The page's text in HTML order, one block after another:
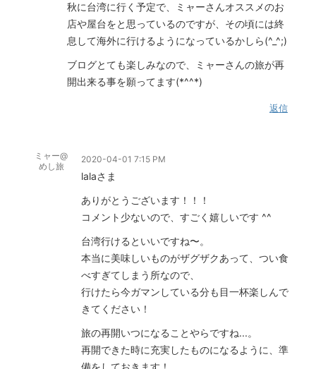
秋に台湾に行く予定で、ミャーさんオススメのお
店や屋台をと思っているのですが、その頃には終
息して海外に行けるようになっているかしら(^_^;)
ブログとても楽しみなので、ミャーさんの旅が再
開出来る事を願ってます(*^^*)
返信
ミャー@
めし旅
2020-04-01 7:15 PM
lalaさま
ありがとうございます！！！
コメント少ないので、すごく嬉しいです ^^
台湾行けるといいですね〜。
本当に美味しいものがザグザクあって、つい食
べすぎてしまう所なので、
行けたら今ガマンしている分も目一杯楽しんで
きてください！
旅の再開いつになることやらですね...。
再開できた時に充実したものになるように、準
備をしておきます！